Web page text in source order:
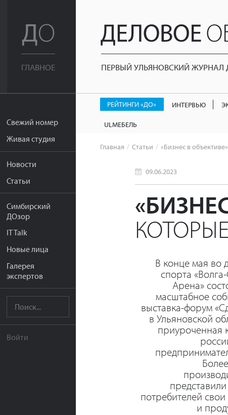
ГЛАВНОЕ
Свежий номер
Живая студия
Новости
Статьи
Симбирский
ДОзор
IT Talk
Новые лица
Галерея
экспертов
Войти
ПЕРВЫЙ УЛЬЯНОВСКИЙ ЖУРНАЛ
РЕЙТИНГИ «ДО» ИНТЕРВЬЮ
ULМЕБЕЛЬ
Главная Статьи «Бизнес в
09.06.2023
В конце мая во
спорта
Арена»
масштабное
выставка-форум
в Ульяновской
приуроченная
потребителей свои
и